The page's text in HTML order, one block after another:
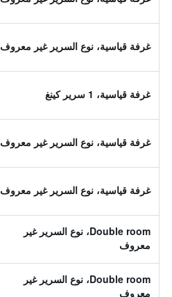
غرفة قياسية، نوع السرير غير معروف
غرفة قياسية، 1 سرير كينغ
غرفة قياسية، نوع السرير غير معروف
غرفة قياسية، نوع السرير غير معروف
Double room، نوع السرير غير
معروف
Double room، نوع السرير غير
معروف